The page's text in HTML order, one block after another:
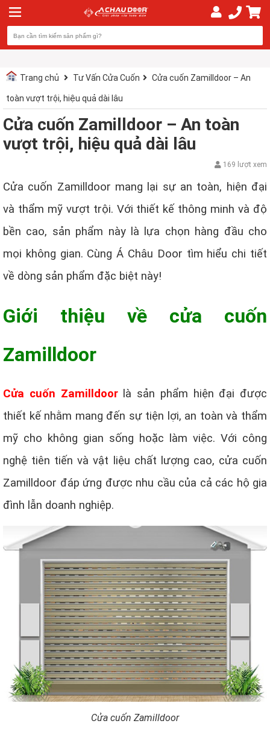
Trang chủ Tư Vấn Cửa Cuốn Cửa cuốn Zamilldoor – An
toàn vượt trội, hiệu quả dài lâu
Cửa cuốn Zamilldoor – An toàn
vượt trội, hiệu quả dài lâu
169 lượt xem
Cửa cuốn Zamilldoor mang lại sự an toàn, hiện đại
và thẩm mỹ vượt trội. Với thiết kế thông minh và độ
bền cao, sản phẩm này là lựa chọn hàng đầu cho
mọi không gian. Cùng Á Châu Door tìm hiểu chi tiết
về dòng sản phẩm đặc biệt này!
Giới thiệu về cửa cuốn
Zamilldoor
Cửa cuốn Zamilldoor là sản phẩm hiện đại được
thiết kế nhằm mang đến sự tiện lợi, an toàn và thẩm
mỹ cho không gian sống hoặc làm việc. Với công
nghệ tiên tiến và vật liệu chất lượng cao, cửa cuốn
Zamilldoor đáp ứng được nhu cầu của cả các hộ gia
đình lẫn doanh nghiệp.
Cửa cuốn Zamilldoor